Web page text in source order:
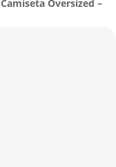
Camiseta Oversized –